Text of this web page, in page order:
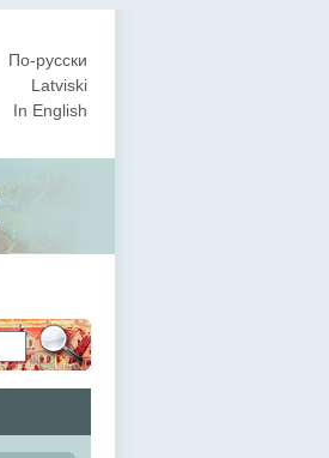
По-русски
Latviski
In English